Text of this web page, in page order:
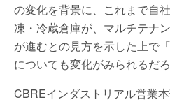
の変化を背景に、これまで自
凍・冷蔵倉庫が、マルチテナ
が進むとの見方を示した上で
についても変化がみられるだろ
CBREインダストリアル営業